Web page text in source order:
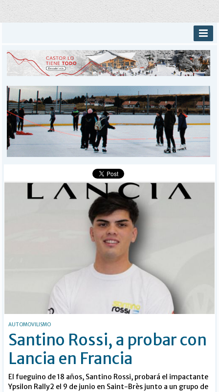
INICIO
PROVINCIALES
DEPORTES
POLICIALES
I-DIARIO
MÁS
BÚSQUEDA
AUTOMOVILISMO
Santino Rossi, a probar con
Lancia en Francia
El fueguino de 18 años, Santino Rossi, probará el impactante
Ypsilon Rally2 el 9 de junio en Saint-Brès junto a un grupo de